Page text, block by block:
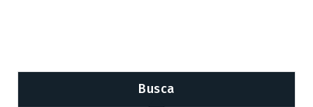
Busca